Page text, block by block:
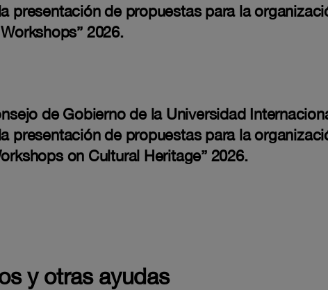
presentación de propuestas para la
2026.
de Gobierno de la Universidad
presentación de propuestas para la
on Cultural Heritage” 2026.
y otras ayudas